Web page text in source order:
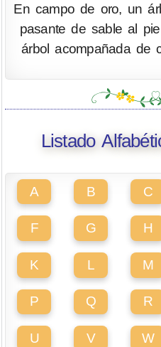
En campo de oro, un
pasante de sable al
árbol acompañada de
Listado
A B C
F G H
K L M
P Q R
U V W